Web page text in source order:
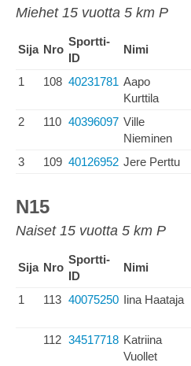
Miehet 15 vuotta 5 km P
Sija Nro
Sportti-
ID
Nimi
1 108 40231781 Aapo
Kurttila
2 110 40396097 Ville
Nieminen
3 109 40126952 Jere Perttu
N15
Naiset 15 vuotta 5 km P
Sija Nro
Sportti-
ID
Nimi
1 113 40075250 Iina Haataja
112 34517718 Katriina
Vuollet